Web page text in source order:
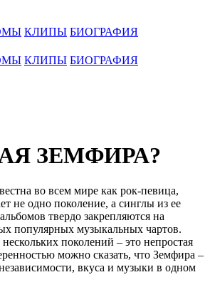
КЛИПЫ БИОГРАФИЯ
КЛИПЫ БИОГРАФИЯ
ЗЕМФИРА?
во всем мире как рок-певица,
не одно поколение, а синглы из ее
твердо закрепляются на
популярных музыкальных чартов.
поколений – это непростая
можно сказать, что Земфира –
вкуса и музыки в одном